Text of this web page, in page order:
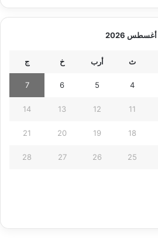
أغسطس 2026
ث أرب خ ج
4
5
6
7
11
12
13
14
18
19
20
21
25
26
27
28